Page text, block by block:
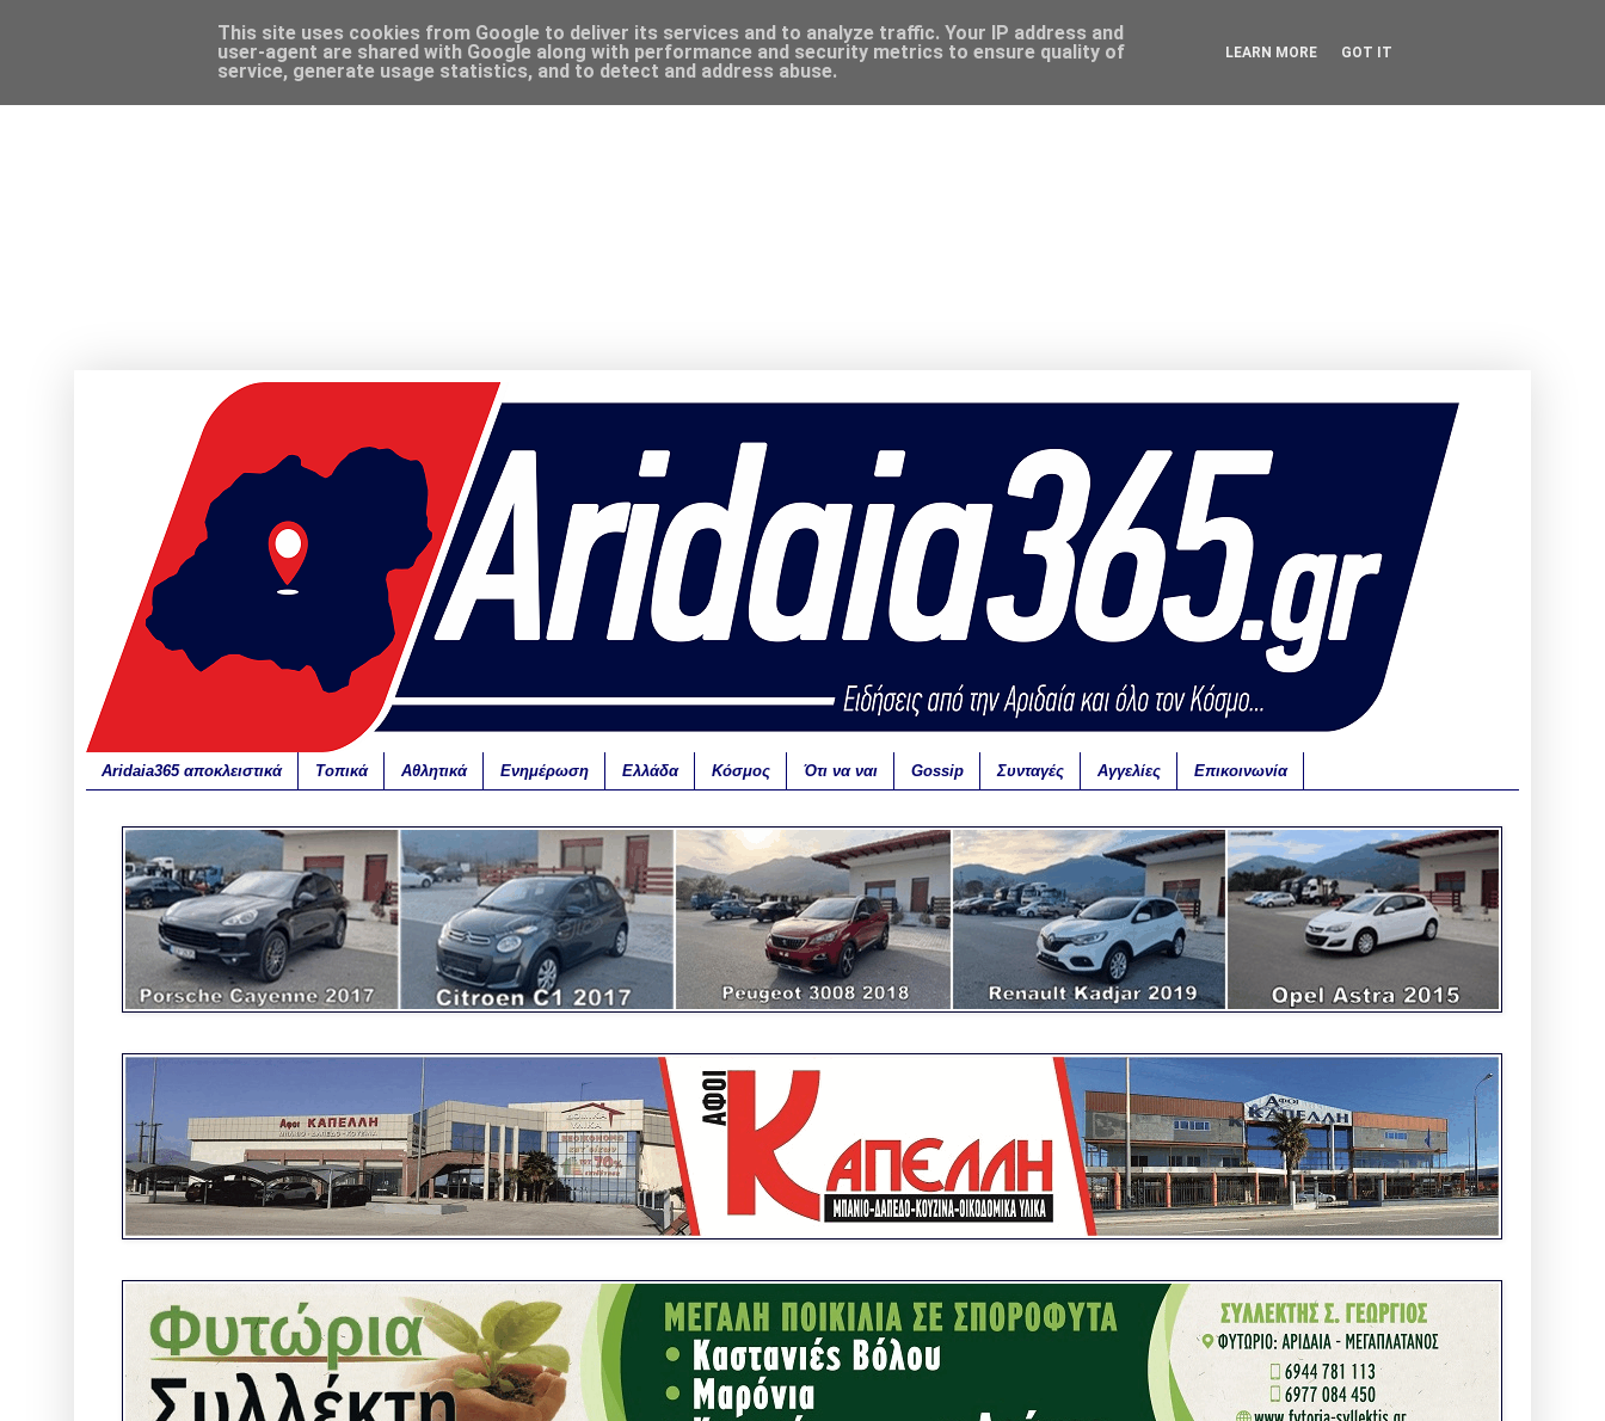
Aridaia365 αποκλειστικά Τοπικά Αθλητικά Ενημέρωση Ελλάδα Κόσμος Ότι να ναι Gossip Συνταγές Αγγελίες Επικοινωνία
This site uses cookies from Google to deliver its services and to analyze traffic. Your IP address and
user-agent are shared with Google along with performance and security metrics to ensure quality of
service, generate usage statistics, and to detect and address abuse.
LEARN MORE GOT IT